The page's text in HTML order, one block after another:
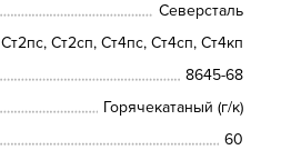
Северсталь
Ст2пс, Ст2сп, Ст4пс, Ст4сп, Ст4кп
8645-68
Горячекатаный (г/к)
60